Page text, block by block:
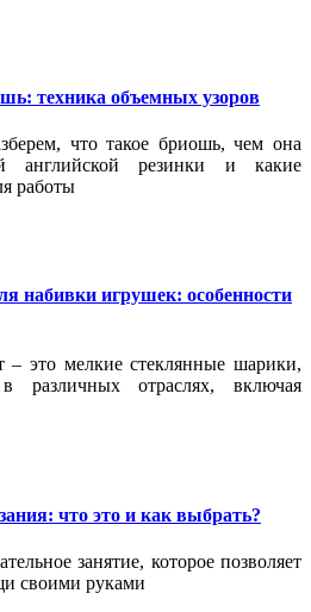
техника объемных узоров
что такое бриошь, чем она
английской резинки и какие
работы
набивки игрушек: особенности
– это мелкие стеклянные шарики,
различных отраслях, включая
что это и как выбрать?
занятие, которое позволяет
своими руками